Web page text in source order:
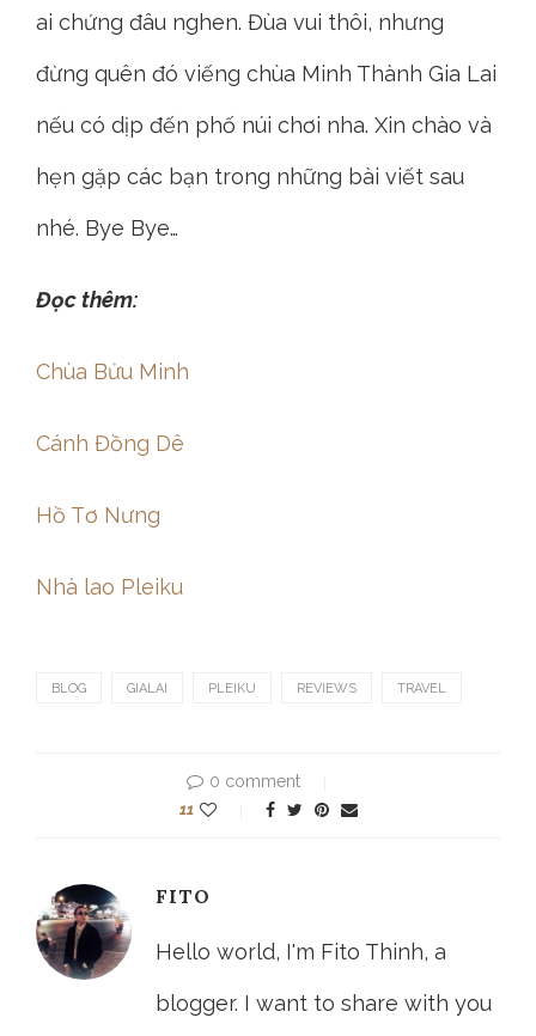
ai chứng đâu nghen. Đùa vui thôi, nhưng
đừng quên đó viếng chùa Minh Thành Gia Lai
nếu có dịp đến phố núi chơi nha. Xin chào và
hẹn gặp các bạn trong những bài viết sau
nhé. Bye Bye…
Đọc thêm:
Chùa Bửu Minh
Cánh Đồng Dê
Hồ Tơ Nưng
Nhà lao Pleiku
BLOG GIALAI PLEIKU REVIEWS TRAVEL
0 comment
11
FITO
Hello world, I'm Fito Thinh, a
blogger. I want to share with you